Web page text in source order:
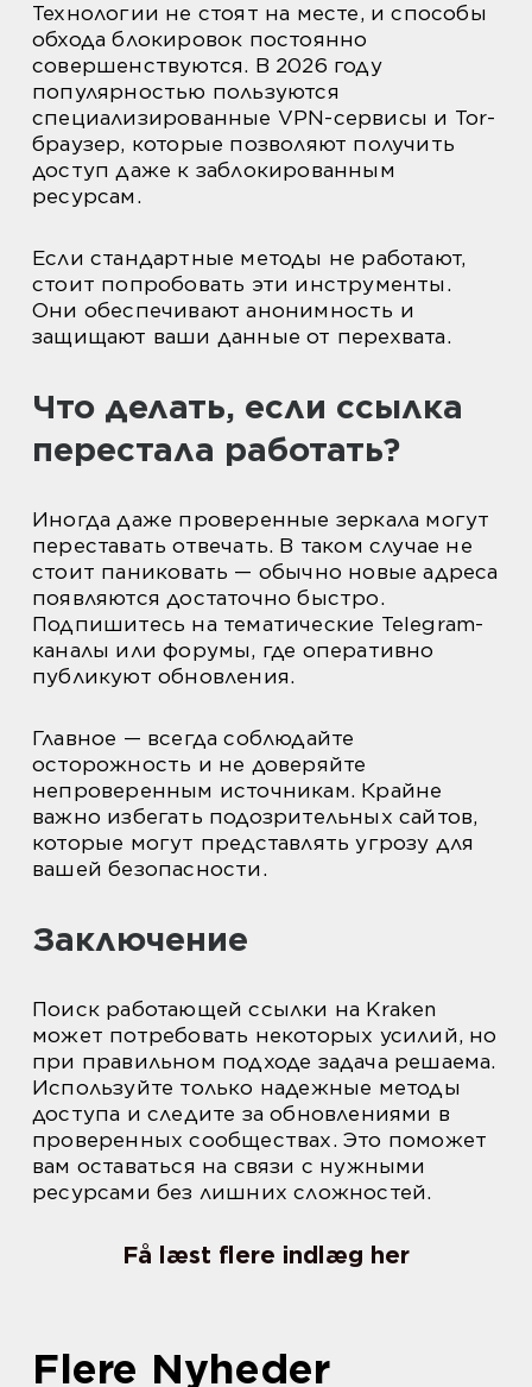
Технологии не стоят на месте, и способы
обхода блокировок постоянно
совершенствуются. В 2026 году
популярностью пользуются
специализированные VPN-сервисы и Tor-
браузер, которые позволяют получить
доступ даже к заблокированным
ресурсам.
Если стандартные методы не работают,
стоит попробовать эти инструменты.
Они обеспечивают анонимность и
защищают ваши данные от перехвата.
Что делать, если ссылка
перестала работать?
Иногда даже проверенные зеркала могут
переставать отвечать. В таком случае не
стоит паниковать — обычно новые адреса
появляются достаточно быстро.
Подпишитесь на тематические Telegram-
каналы или форумы, где оперативно
публикуют обновления.
Главное — всегда соблюдайте
осторожность и не доверяйте
непроверенным источникам. Крайне
важно избегать подозрительных сайтов,
которые могут представлять угрозу для
вашей безопасности.
Заключение
Поиск работающей ссылки на Kraken
может потребовать некоторых усилий, но
при правильном подходе задача решаема.
Используйте только надежные методы
доступа и следите за обновлениями в
проверенных сообществах. Это поможет
вам оставаться на связи с нужными
ресурсами без лишних сложностей.
Få læst flere indlæg her
Flere Nyheder